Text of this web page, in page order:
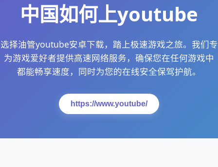
中国如何上youtube
选择油管youtube安卓下载，踏上极速游戏之旅。我们专
为游戏爱好者提供高速网络服务，确保您在任何游戏中
都能畅享速度，同时为您的在线安全保驾护航。
https://www.youtube/